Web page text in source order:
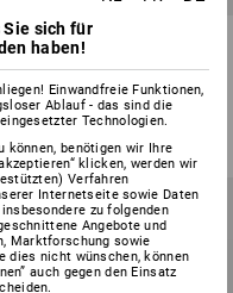
Formularbücher
Variante
€ 5,31
Sie sich für
haben!
Einwandfreie Funktionen,
Ablauf - das sind die
Technologien.
können, benötigen wir Ihre
klicken, werden wir
Verfahren
Internetseite sowie Daten
zu folgenden
Angebote und
Marktforschung sowie
dies nicht wünschen, können
auch gegen den Einsatz